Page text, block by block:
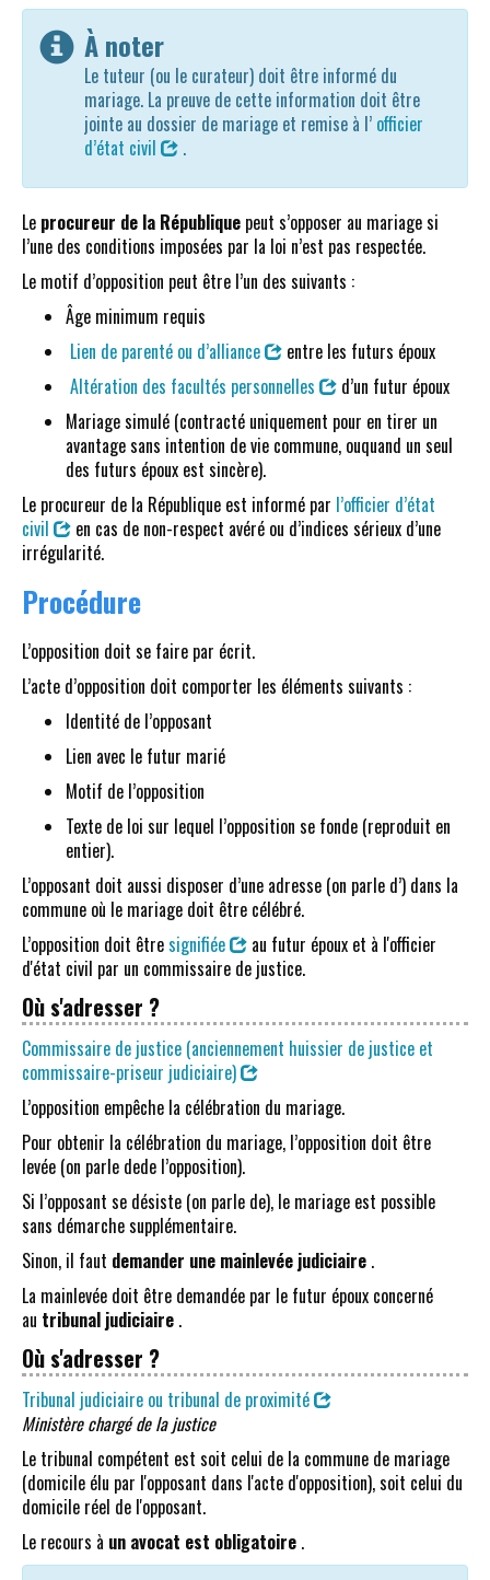
À noter
Le tuteur (ou le curateur) doit être informé du
mariage. La preuve de cette information doit être
jointe au dossier de mariage et remise à l’ officier
d’état civil
.
Le procureur de la République peut s’opposer au mariage si
l’une des conditions imposées par la loi n’est pas respectée.
Le motif d’opposition peut être l’un des suivants :
Âge minimum requis
Lien de parenté ou d’alliance
entre les futurs époux
Altération des facultés personnelles
d’un futur époux
Mariage simulé (contracté uniquement pour en tirer un
avantage sans intention de vie commune, ouquand un seul
des futurs époux est sincère).
Le procureur de la République est informé par l’officier d’état
civil
en cas de non-respect avéré ou d’indices sérieux d’une
irrégularité.
Procédure
L’opposition doit se faire par écrit.
L’acte d’opposition doit comporter les éléments suivants :
Identité de l’opposant
Lien avec le futur marié
Motif de l’opposition
Texte de loi sur lequel l’opposition se fonde (reproduit en
entier).
L’opposant doit aussi disposer d’une adresse (on parle d’) dans la
commune où le mariage doit être célébré.
L’opposition doit êtresignifiée
au futur époux et à l'officier
d'état civil par un commissaire de justice.
Où s'adresser ?
Commissaire de justice (anciennement huissier de justice et
commissaire-priseur judiciaire)
L’opposition empêche la célébration du mariage.
Pour obtenir la célébration du mariage, l’opposition doit être
levée (on parle dede l’opposition).
Si l’opposant se désiste (on parle de), le mariage est possible
sans démarche supplémentaire.
Sinon, il faut demander une mainlevée judiciaire .
La mainlevée doit être demandée par le futur époux concerné
au tribunal judiciaire .
Où s'adresser ?
Tribunal judiciaire ou tribunal de proximité
Ministère chargé de la justice
Le tribunal compétent est soit celui de la commune de mariage
(domicile élu par l'opposant dans l'acte d'opposition), soit celui du
domicile réel de l'opposant.
Le recours à un avocat est obligatoire .